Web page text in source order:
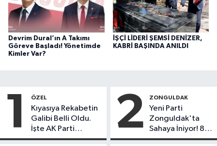
Devrim Dural’ın A Takımı
Göreve Başladı! Yönetimde
Kimler Var?
İŞÇİ LİDERİ ŞEMSİ DENİZER,
KABRİ BAŞINDA ANILDI
1 ÖZEL
Kıyasıya Rekabetin
Galibi Belli Oldu.
İşte AK Parti
Gençlerinden
2 ZONGULDAK
Yeni Parti
Zonguldak'ta
Sahaya İniyor! 8
İlçede Kurucu